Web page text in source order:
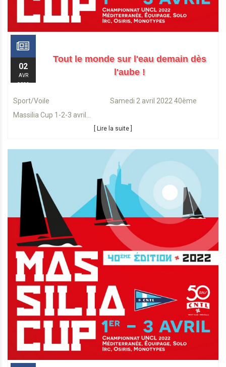
02
AVR
2022
Tout le monde sur l'eau demain dès
l'aube !
Sport/Voile Samedi 2 avril 2022 40ème
Massilia Cup 1-2-3 avril...
[ Lire la suite ]